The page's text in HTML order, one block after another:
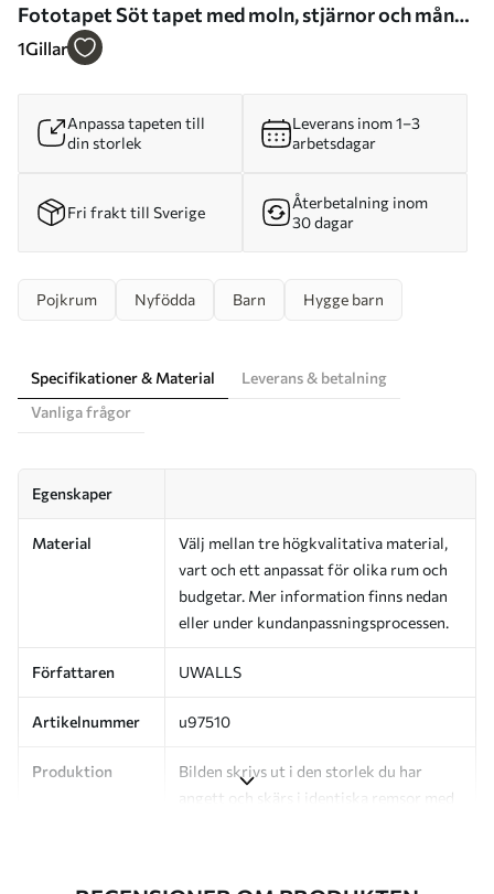
Fototapet Söt tapet med moln, stjärnor och måne
på en blå bakgrund Nr. u97510
1Gillar
Anpassa tapeten till
din storlek
Leverans inom 1–3
arbetsdagar
Fri frakt till Sverige
Återbetalning inom
30 dagar
Pojkrum Nyfödda Barn Hygge barn
Specifikationer & Material
Leverans & betalning
Vanliga frågor
Egenskaper
Material
Välj mellan tre högkvalitativa material,
vart och ett anpassat för olika rum och
budgetar. Mer information finns nedan
eller under kundanpassningsprocessen.
Författaren UWALLS
Artikelnummer u97510
Produktion
Bilden skrivs ut i den storlek du har
angett och skärs i identiska remsor med